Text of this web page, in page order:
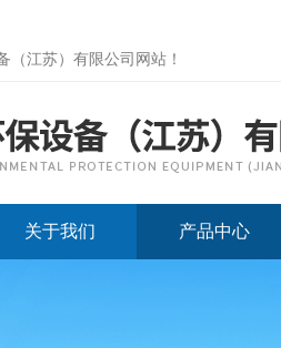
（江苏）有限公司网站 ！
关于我们 产品中心